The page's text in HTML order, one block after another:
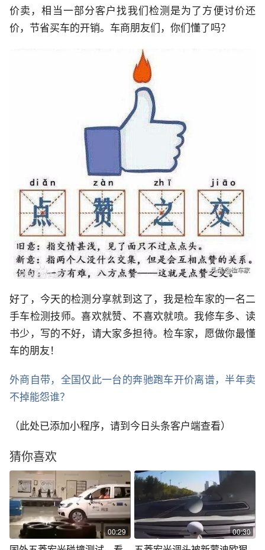
价卖，相当一部分客户找我们检测是为了方便讨价还
价，节省买车的开销。车商朋友们，你们懂了吗？
好了，今天的检测分享就到这了，我是检车家的一名二
手车检测技师。喜欢就赞、不喜欢就喷。我修车多、读
书少，写的不好，请大家多担待。检车家，愿做你最懂
车的朋友！
外商自带，全国仅此一台的奔驰跑车开价离谱，半年卖
不掉能怨谁？
（此处已添加小程序，请到今日头条客户端查看）
猜你喜欢
00:29 00:30